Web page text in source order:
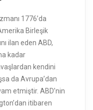
1776’da
Birleşik
ilan eden ABD,
kadar
kendini
da Avrupa’dan
etmiştir. ABD’nin
itibaren